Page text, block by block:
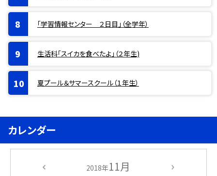
「学習情報センター ２日目」（全学年）
生活科「スイカを食べたよ」（２年生)
夏プール＆サマースクール（１年生）
カレンダー
2018年11月